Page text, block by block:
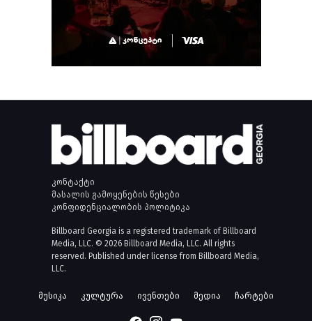
კონტაქტი
მასალის გამოყენების წესები
კონფიდენციალობის პოლიტიკა
Billboard Georgia is a registered trademark of Billboard
Media, LLC. © 2026 Billboard Media, LLC. All rights
reserved. Published under license from Billboard Media,
LLC.
მუსიკა კულტურა ივენთები მედია ჩარტები